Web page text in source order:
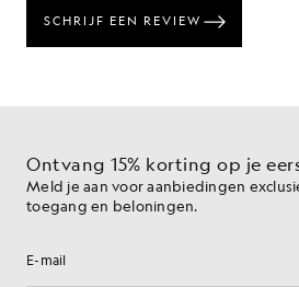
Ontvang 15% korting op je
Meld je aan voor aanbiedingen
toegang en beloningen.
E-mailadres